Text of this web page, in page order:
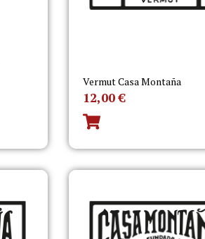
Vermut Casa Montaña
12,00€